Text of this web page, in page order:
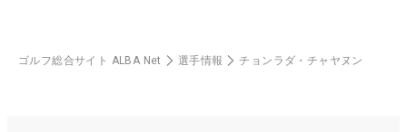
ゴルフ総合サイト ALBA Net 選手情報 チョンラダ・チャヤヌン